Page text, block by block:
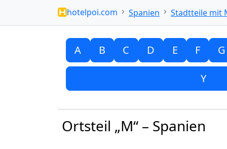
hotelpoi.com Spanien Stadtteile mit
A B C D E F G
Y
Ortsteil „M“ – Spanien